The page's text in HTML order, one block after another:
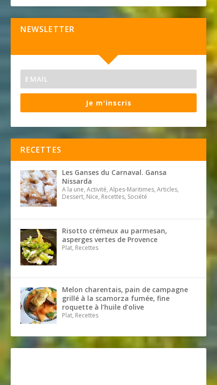
NEWSLETTER
Je m'inscris
RECETTES
Les Ganses du Carnaval. Gansa
Nissarda
A la une, Activité, Alpes-Maritimes, Articles,
Dessert, Nice, Recettes, Société
Risotto crémeux au parmesan,
asperges vertes de Provence
Plat, Recettes
Melon charentais, pain de campagne
grillé à la scamorza fumée, fine
roquette à l’huile d’olive
Plat, Recettes